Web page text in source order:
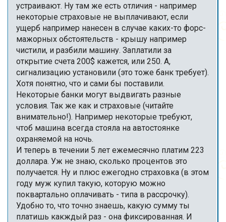
устраивают. Ну там же есть отличия - например
некоторые страховые не выплачивают, если
ущерб например нанесен в случае каких-то форс-
мажорных обстоятельств - крышу например
чистили, и разбили машину. Заплатили за
открытие счета 200$ кажется, или 250. А,
сигнализацию установили (это тоже банк требует).
Хотя понятно, что и сами бы поставили.
Некоторые банки могут выдвигать разные
условия. Так же как и страховые (читайте
внимательно!). Например некоторые требуют,
чтоб машина всегда стояла на автостоянке
охраняемой на ночь.
И теперь в течении 5 лет ежемесячно платим 223
доллара. Уж не знаю, сколько процентов это
получается. Ну и плюс ежегодно страховка (в этом
году муж купил такую, которую можно
поквартально оплачивать - типа в рассрочку).
Удобно то, что точно знаешь, какую сумму ты
платишь какждый раз - она фиксированная. И